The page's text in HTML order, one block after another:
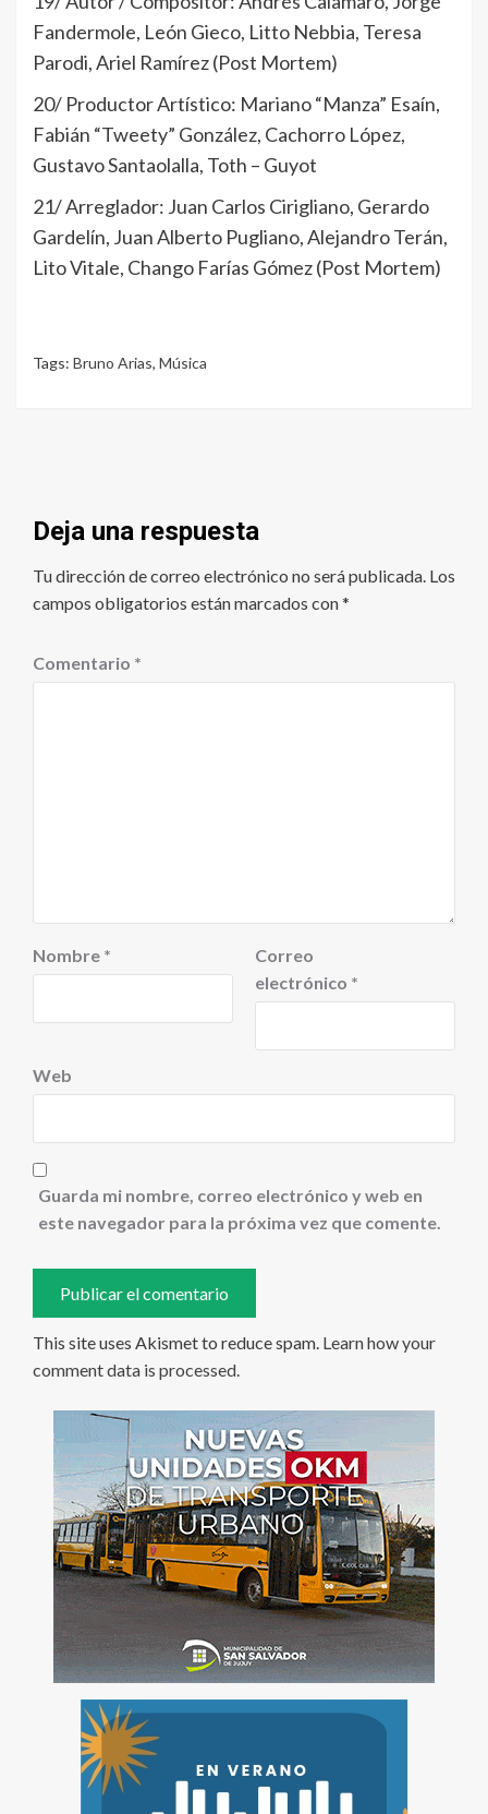
Fandermole, León Gieco, Litto Nebbia, Teresa
Parodi, Ariel Ramírez (Post Mortem)
20/ Productor Artístico: Mariano “Manza” Esaín,
Fabián “Tweety” González, Cachorro López,
Gustavo Santaolalla, Toth – Guyot
21/ Arreglador: Juan Carlos Cirigliano, Gerardo
Gardelín, Juan Alberto Pugliano, Alejandro Terán,
Lito Vitale, Chango Farías Gómez (Post Mortem)
Tags: Bruno Arias, Música
Deja una respuesta
Tu dirección de correo electrónico no será publicada. Los
campos obligatorios están marcados con*
Comentario *
Nombre *
Correo
electrónico *
Web
Guarda mi nombre, correo electrónico y web en
este navegador para la próxima vez que comente.
This site uses Akismet to reduce spam. Learn how your
comment data is processed.